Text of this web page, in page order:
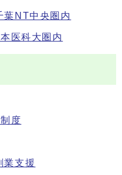
葉NT中央圏内
医科大圏内
度
業支援